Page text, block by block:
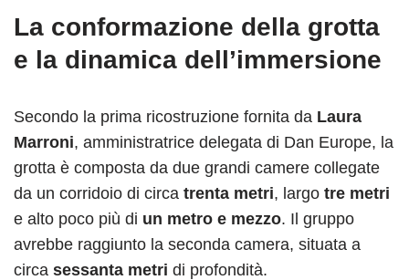
La conformazione della grotta
e la dinamica dell’immersione
Secondo la prima ricostruzione fornita da Laura
Marroni, amministratrice delegata di Dan Europe, la
grotta è composta da due grandi camere collegate
da un corridoio di circa trenta metri, largo tre metri
e alto poco più di un metro e mezzo. Il gruppo
avrebbe raggiunto la seconda camera, situata a
circa sessanta metri di profondità.